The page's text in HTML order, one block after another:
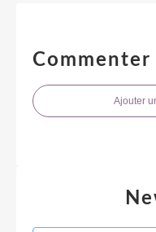
Ajouter